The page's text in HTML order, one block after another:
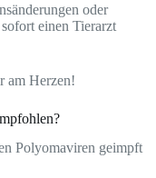
oder
einen Tierarzt
am Herzen!
Polyomaviren geimpft